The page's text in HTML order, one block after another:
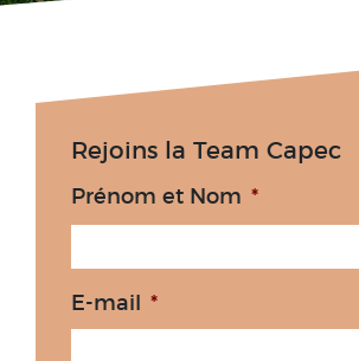
Rejoins la Team Capec
Prénom et Nom *
E-mail *